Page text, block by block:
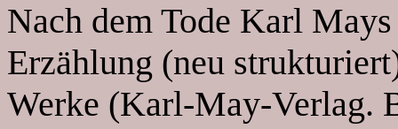
Nach dem Tode Karl
Erzählung (neu
Werke (Karl-May-Verlag.